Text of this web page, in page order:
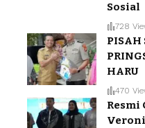
Sosial
728
PISAH
HARU
470
Resmi